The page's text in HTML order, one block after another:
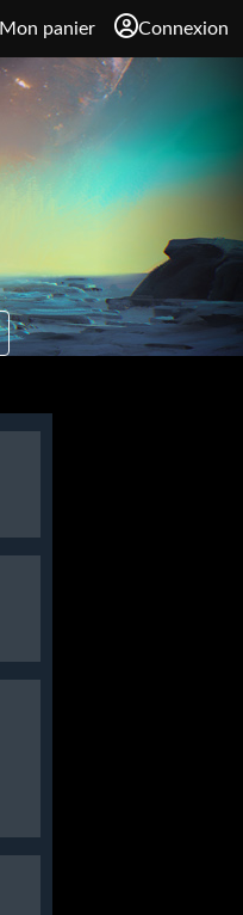
Mon panier Connexion